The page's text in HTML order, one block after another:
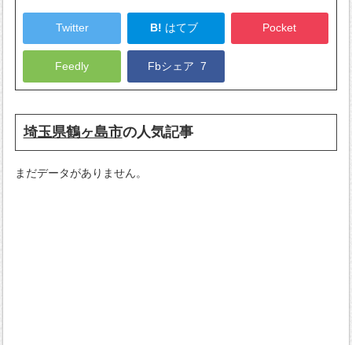
Twitter B! はてブ Pocket
Feedly Fbシェア7
埼玉県鶴ヶ島市の人気記事
まだデータがありません。